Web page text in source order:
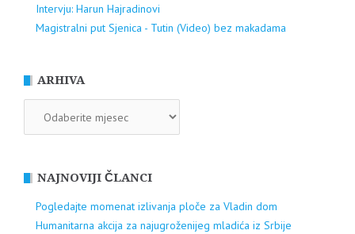
Intervju: Harun Hajradinovi
Magistralni put Sjenica - Tutin (Video) bez makadama
ARHIVA
NAJNOVIJI ČLANCI
Pogledajte momenat izlivanja ploče za Vladin dom
Humanitarna akcija za najugroženijeg mladića iz Srbije